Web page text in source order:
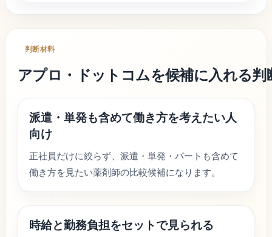
判断材料
アプロ・ドットコムを候補に入れる判
派遣・単発も含めて働き方を考えたい人
向け
正社員だけに絞らず、派遣・単発・パートも含めて
働き方を見たい薬剤師の比較候補になります。
時給と勤務負担をセットで見られる